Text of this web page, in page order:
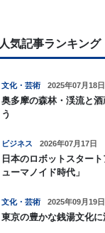
人気記事ランキング
文化・芸術 2025年07月18日
奥多摩の森林・渓流と
う
ビジネス 2026年07月17日
日本のロボットスター
ューマノイド時代」
文化・芸術 2025年09月19日
東京の豊かな銭